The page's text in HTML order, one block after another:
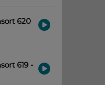
620
619 -